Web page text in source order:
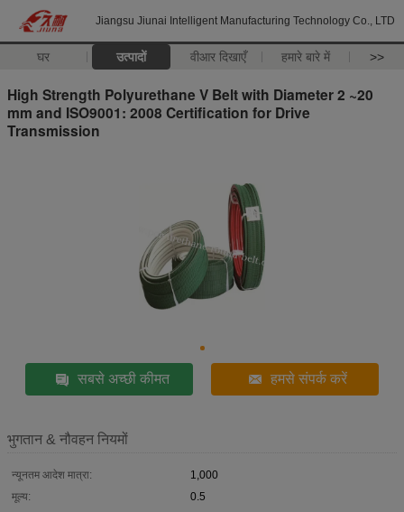
Jiangsu Jiunai Intelligent Manufacturing Technology Co., LTD
घर उत्पादों वीआर दिखाएँ हमारे बारे में >>
High Strength Polyurethane V Belt with Diameter 2 ~20
mm and ISO9001: 2008 Certification for Drive
Transmission
सबसे अच्छी कीमत हमसे संपर्क करें
भुगतान & नौवहन नियमों
न्यूनतम आदेश मात्रा:
1,000
मूल्य:
0.5